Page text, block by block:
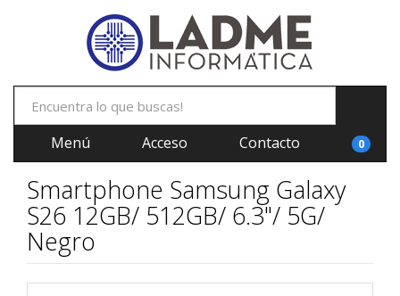
Menú Acceso Contacto 0
Smartphone Samsung Galaxy
S26 12GB/ 512GB/ 6.3"/ 5G/
Negro